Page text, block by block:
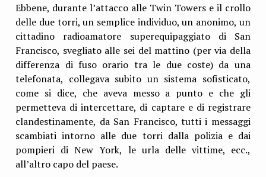
Ebbene, durante l’attacco alle Twin Towers e il crollo
delle due torri, un semplice individuo, un anonimo, un
cittadino radioamatore superequipaggiato di San
Francisco, svegliato alle sei del mattino (per via della
differenza di fuso orario tra le due coste) da una
telefonata, collegava subito un sistema sofisticato,
come si dice, che aveva messo a punto e che gli
permetteva di intercettare, di captare e di registrare
clandestinamente, da San Francisco, tutti i messaggi
scambiati intorno alle due torri dalla polizia e dai
pompieri di New York, le urla delle vittime, ecc.,
all’altro capo del paese.